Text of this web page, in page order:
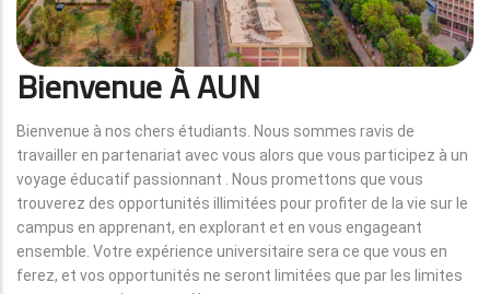
Bienvenue À AUN
Bienvenue à nos chers étudiants. Nous sommes ravis de
travailler en partenariat avec vous alors que vous participez à un
voyage éducatif passionnant . Nous promettons que vous
trouverez des opportunités illimitées pour profiter de la vie sur le
campus en apprenant, en explorant et en vous engageant
ensemble. Votre expérience universitaire sera ce que vous en
ferez, et vos opportunités ne seront limitées que par les limites